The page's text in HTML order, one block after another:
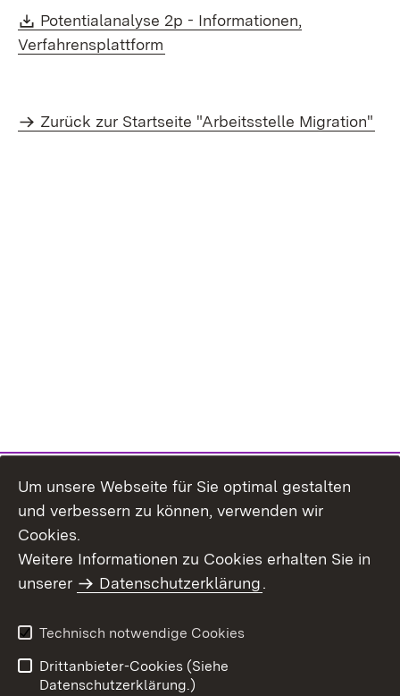
Download:
Potentialanalyse 2p - Informationen,
Verfahrensplattform
Zurück zur Startseite "Arbeitsstelle Migration"
Benutzungshinweise
Erklärung zur
Um unsere Webseite für Sie optimal gestalten
und verbessern zu können, verwenden wir
Cookies.
Weitere Informationen zu Cookies erhalten Sie in
unserer
Datenschutzerklärung.
Technisch notwendige Cookies
Drittanbieter-Cookies (Siehe
Datenschutzerklärung.)